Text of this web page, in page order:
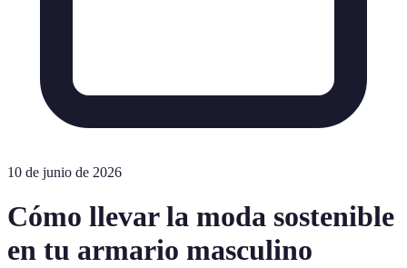
10 de junio de 2026
Cómo llevar la moda sostenible
en tu armario masculino